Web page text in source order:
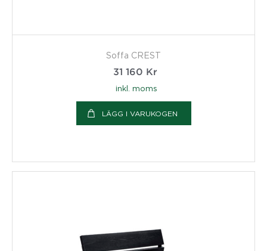
Soffa CREST
31 160 Kr
inkl. moms
LÄGG I VARUKOGEN